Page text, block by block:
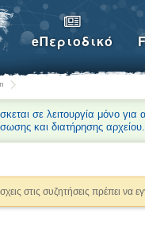
eΠεριοδικό
σε λειτουργία μόνο
και διατήρησης αρχείου.
στις συζητήσεις πρέπει να